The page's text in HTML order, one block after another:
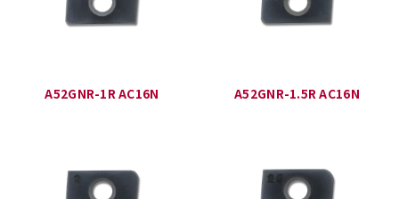
A52GNR-1R AC16N A52GNR-1.5R AC16N